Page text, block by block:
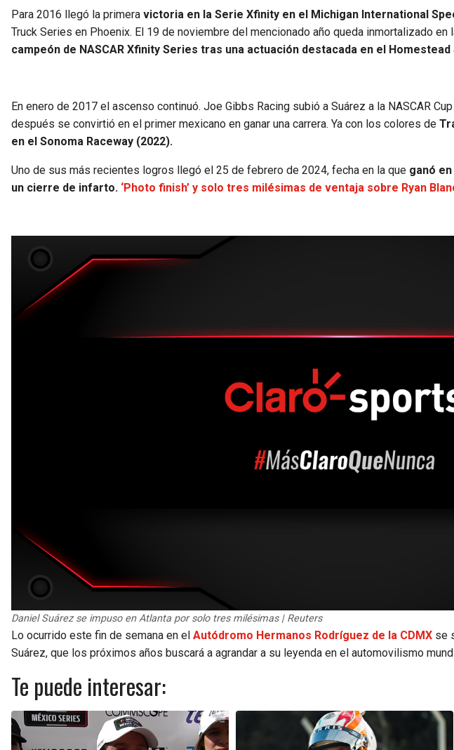
Para 2016 llegó la primera victoria en la Serie Xfinity en el Michigan International
Truck Series en Phoenix. El 19 de noviembre del mencionado año queda inmortalizado en
campeón de NASCAR Xfinity Series tras una actuación destacada en el Homestead
En enero de 2017 el ascenso continuó. Joe Gibbs Racing subió a Suárez a la NASCAR
después se convirtió en el primer mexicano en ganar una carrera. Ya con los colores de
en el Sonoma Raceway (2022).
Uno de sus más recientes logros llegó el 25 de febrero de 2024, fecha en la que ganó
un cierre de infarto. ‘Photo finish’ y solo tres milésimas de ventaja sobre Ryan
Daniel Suárez se impuso en Atlanta por solo tres milésimas | Reuters
Lo ocurrido este fin de semana en el Autódromo Hermanos Rodríguez de la CDMX se
Suárez, que los próximos años buscará a agrandar a su leyenda en el automovilismo
Te puede interesar: